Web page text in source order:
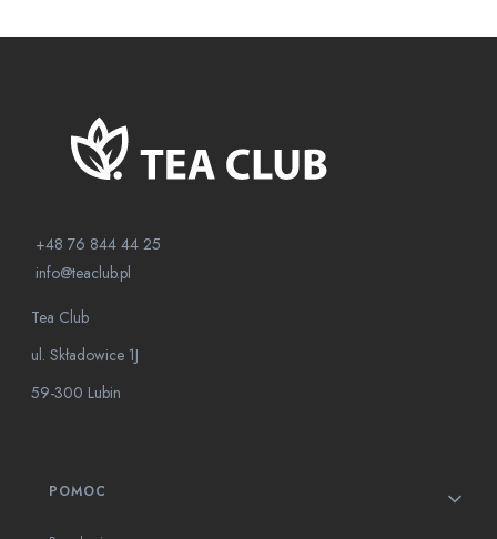
+48 76 844 44 25
info@teaclub.pl
Tea Club
ul. Składowice 1J
59-300 Lubin
Linki w stopce
POMOC